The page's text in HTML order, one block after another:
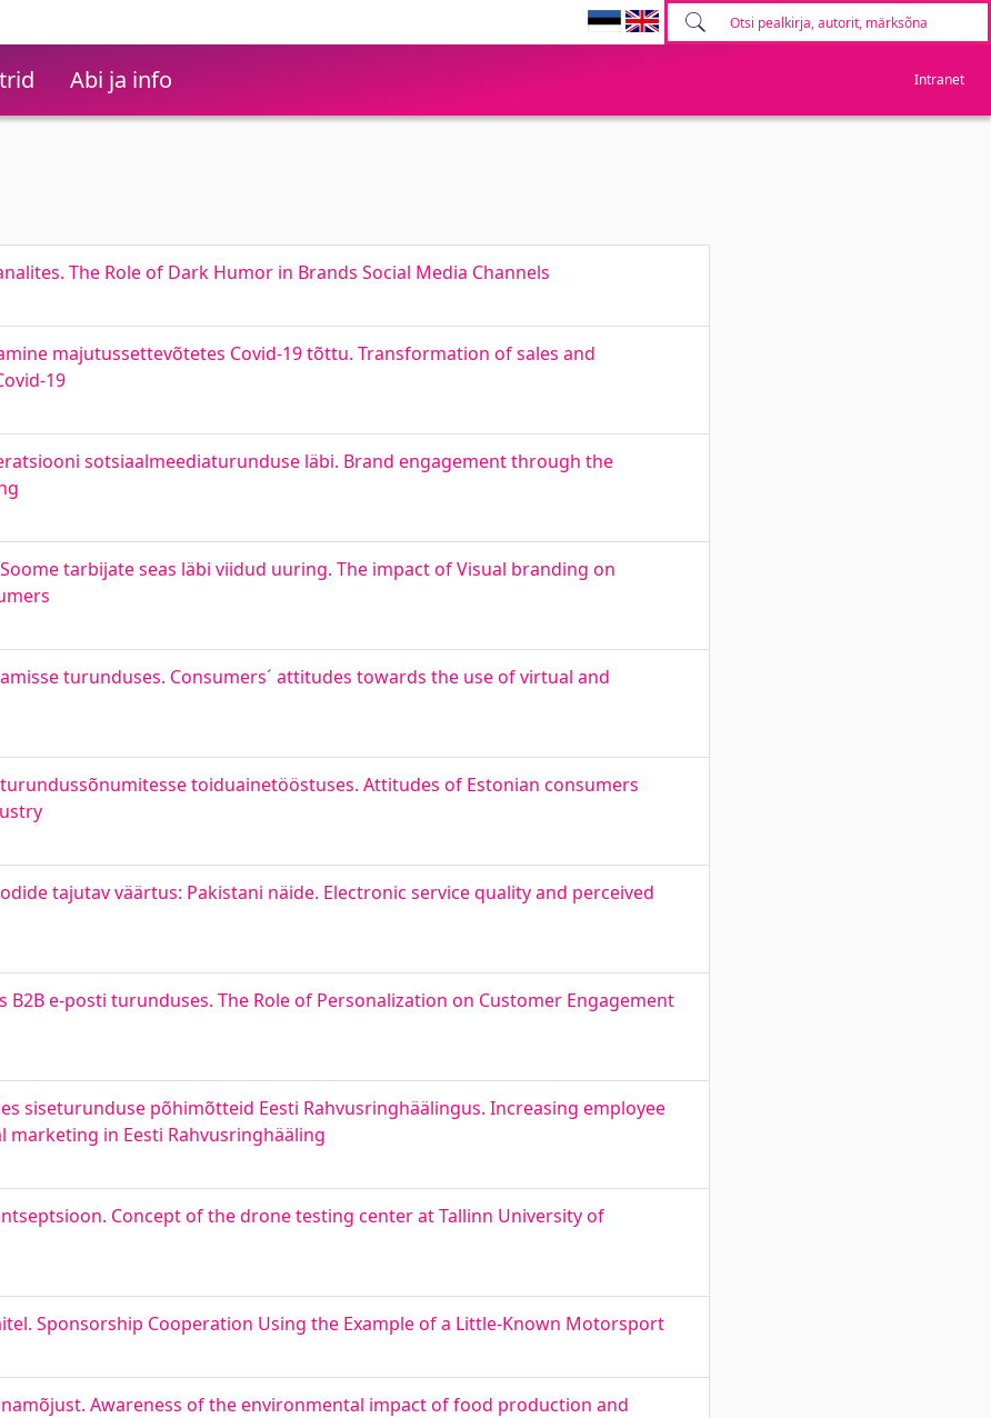
Abi ja info Intranet
The Role of Dark Humor in Brands Social Media Channels
majutussettevõtetes Covid-19 tõttu. Transformation of sales and
19
sotsiaalmeediaturunduse läbi. Brand engagement through the
tarbijate seas läbi viidud uuring. The impact of Visual branding on
turunduses. Consumers´ attitudes towards the use of virtual and
toiduainetööstuses. Attitudes of Estonian consumers
tajutav väärtus: Pakistani näide. Electronic service quality and perceived
e-posti turunduses. The Role of Personalization on Customer Engagement
siseturunduse põhimõtteid Eesti Rahvusringhäälingus. Increasing employee
in Eesti Rahvusringhääling
Concept of the drone testing center at Tallinn University of
Sponsorship Cooperation Using the Example of a Little-Known Motorsport
Awareness of the environmental impact of food production and